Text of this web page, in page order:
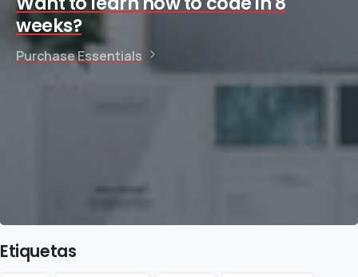
weeks?
Purchase Essentials
Etiquetas